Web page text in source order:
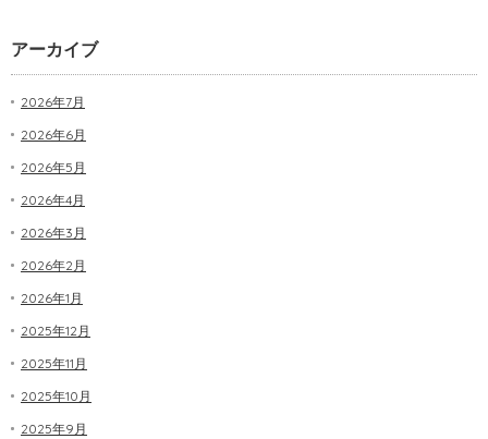
アーカイブ
2026年7月
2026年6月
2026年5月
2026年4月
2026年3月
2026年2月
2026年1月
2025年12月
2025年11月
2025年10月
2025年9月